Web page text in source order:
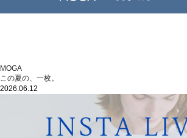
MOGA
この夏の、一枚。
2026.06.12